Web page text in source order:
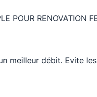
POUR RENOVATION
meilleur débit. Evite